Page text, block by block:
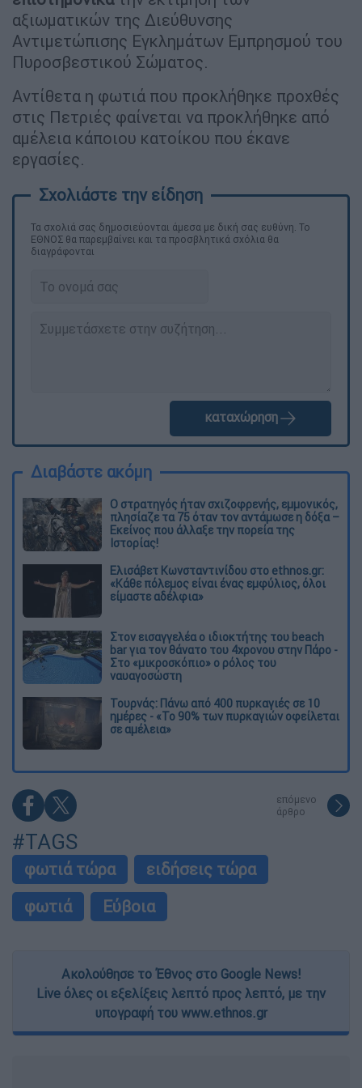
αξιωματικών της Διεύθυνσης
Αντιμετώπισης Εγκλημάτων Εμπρησμού του
Πυροσβεστικού Σώματος.
Αντίθετα η φωτιά που προκλήθηκε προχθές
στις Πετριές φαίνεται να προκλήθηκε από
αμέλεια κάποιου κατοίκου που έκανε
εργασίες.
Τα σχολιά σας δημοσιεύονται άμεσα με δική σας ευθύνη. Το
ΕΘΝΟΣ θα παρεμβαίνει και τα προσβλητικά σχόλια θα
διαγράφονται
καταχώρηση
Διαβάστε ακόμη
O στρατηγός ήταν σχιζοφρενής, εμμονικός,
πλησίαζε τα 75 όταν τον αντάμωσε η δόξα –
Εκείνος που άλλαξε την πορεία της
Ιστορίας!
Ελισάβετ Κωνσταντινίδου στο ethnos.gr:
«Κάθε πόλεμος είναι ένας εμφύλιος, όλοι
είμαστε αδέλφια»
Στον εισαγγελέα ο ιδιοκτήτης του beach
bar για τον θάνατο του 4χρονου στην Πάρο -
Στο «μικροσκόπιο» ο ρόλος του
ναυαγοσώστη
Τουρνάς: Πάνω από 400 πυρκαγιές σε 10
ημέρες - «Το 90% των πυρκαγιών οφείλεται
σε αμέλεια»
επόμενο
άρθρο
#TAGS
φωτιά τώρα
ειδήσεις τώρα
φωτιά
Εύβοια
Ακολούθησε το Έθνος στο Google News!
Live όλες οι εξελίξεις λεπτό προς λεπτό, με την
υπογραφή του www.ethnos.gr